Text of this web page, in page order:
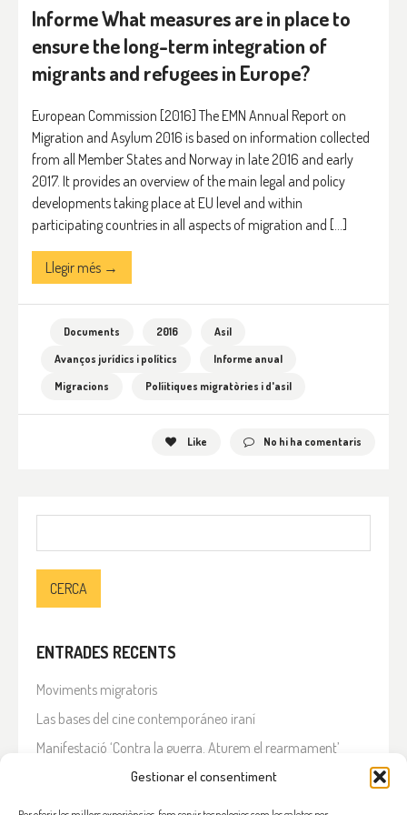
Gestionar el consentiment
Informe What measures are in place to
ensure the long-term integration of
migrants and refugees in Europe?
European Commission [2016] The EMN Annual Report on
Migration and Asylum 2016 is based on information collected
from all Member States and Norway in late 2016 and early
2017. It provides an overview of the main legal and policy
developments taking place at EU level and within
participating countries in all aspects of migration and […]
Llegir més →
Documents 2016
Asil
Avanços jurídics i polítics
Informe anual
Migracions
Políitiques migratòries i d'asil
Like No hi ha comentaris
ENTRADES RECENTS
Moviments migratoris
Las bases del cine contemporáneo iraní
Manifestació ‘Contra la guerra. Aturem el rearmament’
En solidaritat amb el Líban
Què està passant a l’Iran?